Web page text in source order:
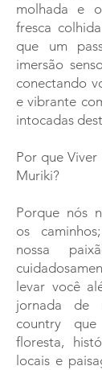
molhada e
fresca
que um
imersão
conectando
e vibrante
intocadas
Por que Viver
Muriki?
Porque nós
os
nossa
levar você
jornada de
country
floresta,
locais e